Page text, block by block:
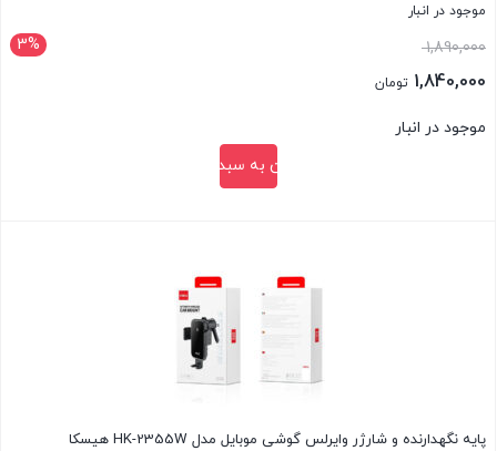
موجود در انبار
3% 1,890,000قیمت
اصلی:
بود.
1,840,000 تومان
موجود در انبار
افزودن به سبد خرید
پایه نگهدارنده و شارژر وایرلس گوشی موبایل مدل HK-2355W هیسکا